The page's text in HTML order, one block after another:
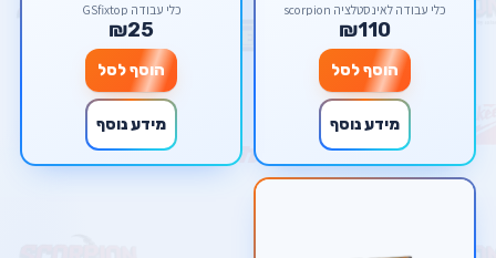
כלי עבודה לאינסטלציה scorpion
₪110
הוסף לסל
מידע נוסף
כלי עבודה GSfixtop
₪25
הוסף לסל
מידע נוסף